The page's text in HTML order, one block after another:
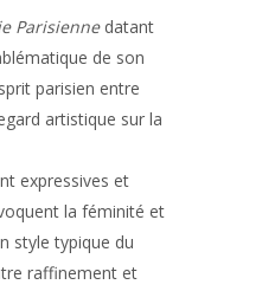
Parisiennedatant
de son
parisien entre
artistique sur la
expressives et
la féminité et
style typique du
raffinement et